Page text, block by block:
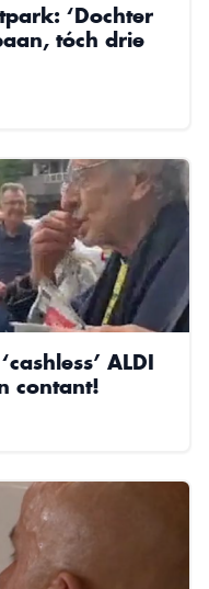
‘Dochter
tóch drie
ALDI
contant!